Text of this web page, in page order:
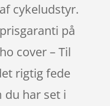
cykeludstyr.
på
cover – Til
rigtig fede
du har set i